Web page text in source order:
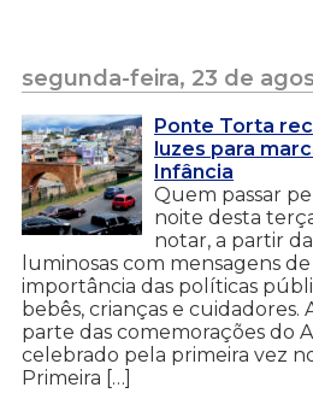
segunda-feira, 23 de
Ponte Torta
luzes para
Infância
Quem passar
noite desta
notar, a partir
luminosas com mensagens
importância das políticas
bebês, crianças e cuidadores.
parte das comemorações do
celebrado pela primeira vez
Primeira […]